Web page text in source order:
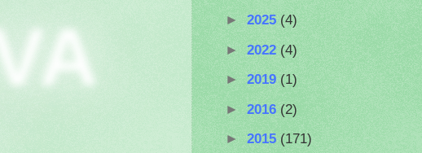
► 2025 (4)
► 2022 (4)
► 2019 (1)
► 2016 (2)
► 2015 (171)